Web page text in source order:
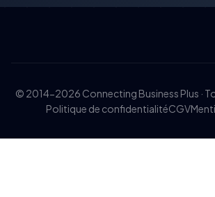
© 2014-2026 Connecting Business Plus ·
Politique de confidentialitéCGV